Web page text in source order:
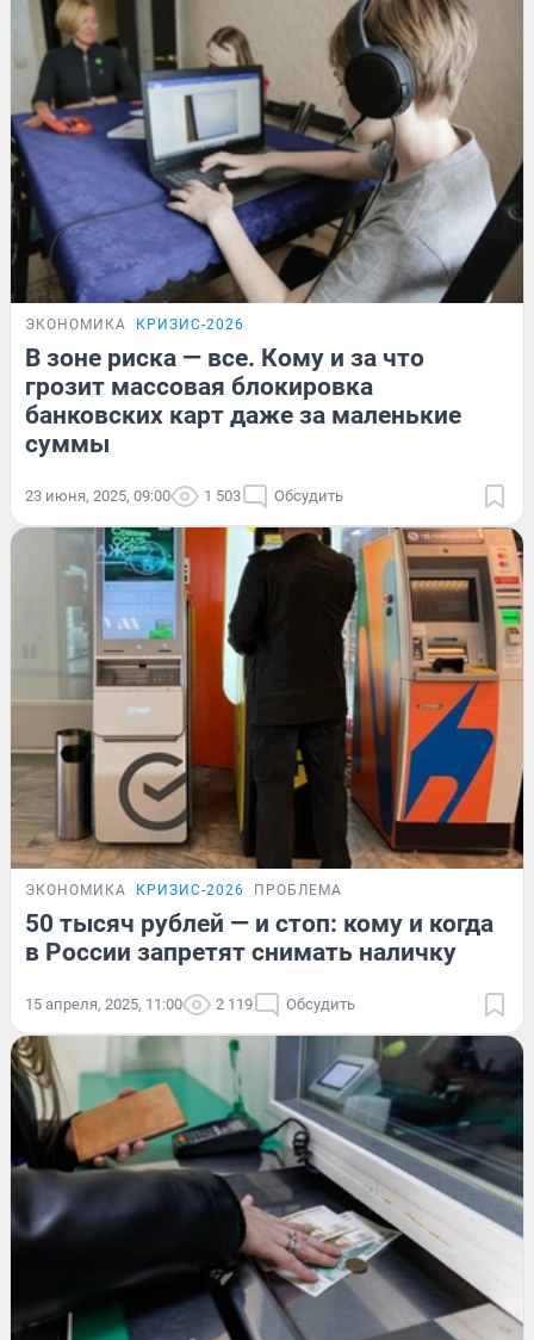
ЭКОНОМИКА КРИЗИС-2026
В зоне риска — все. Кому и за что
грозит массовая блокировка
банковских карт даже за маленькие
суммы
23 июня, 2025, 09:00 1 503 Обсудить
ЭКОНОМИКА КРИЗИС-2026 ПРОБЛЕМА
50 тысяч рублей — и стоп: кому и когда
в России запретят снимать наличку
15 апреля, 2025, 11:00 2 119 Обсудить